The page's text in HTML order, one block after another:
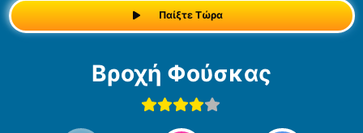
Παίξτε Τώρα
Βροχή Φούσκας